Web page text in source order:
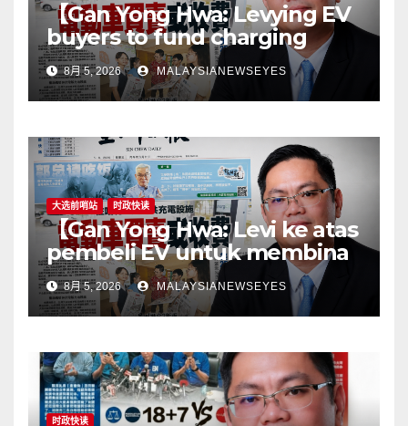
【Gan Yong Hwa: Levying EV
buyers to fund charging
stations puts the cart before
the horseGovernment must
first remove infrastructure
responsibility to
consumers】
8月 5, 2026 MALAYSIANEWSEYES
大选前哨站 时政快读
【Gan Yong Hwa: Levi ke atas
pembeli EV untuk membina
stesen pengecasan satu
langkah songsangKerajaan
perlu tangani kekangan
jangan pindahkan
tanggungjawab kepada
pengguna】
8月 5, 2026 MALAYSIANEWSEYES
时政快读